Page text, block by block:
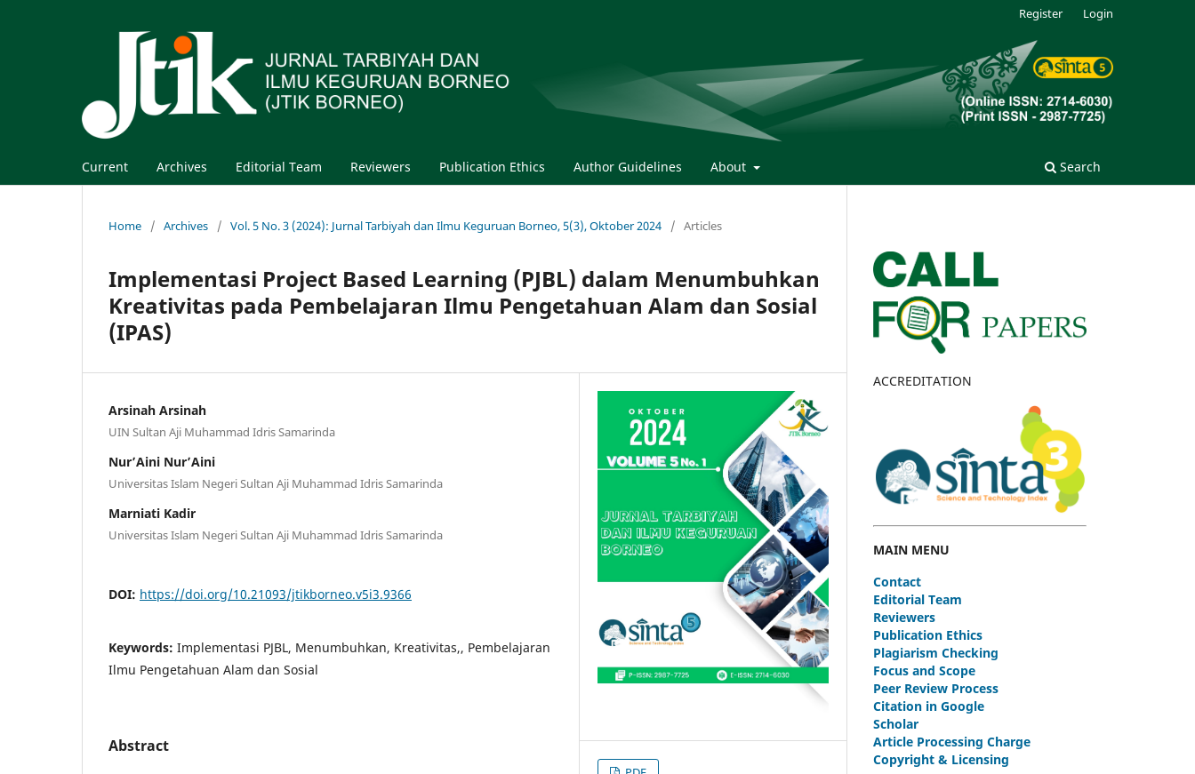
Current Archives Editorial Team Reviewers Publication Ethics Author Guidelines About Search
Register Login
Home / Archives / Vol. 5 No. 3 (2024): Jurnal Tarbiyah dan Ilmu Keguruan Borneo, 5(3), Oktober 2024 / Articles
Implementasi Project Based Learning (PJBL) dalam Menumbuhkan
Kreativitas pada Pembelajaran Ilmu Pengetahuan Alam dan Sosial
(IPAS)
Arsinah Arsinah
UIN Sultan Aji Muhammad Idris Samarinda
Nur’Aini Nur’Aini
Universitas Islam Negeri Sultan Aji Muhammad Idris Samarinda
Marniati Kadir
Universitas Islam Negeri Sultan Aji Muhammad Idris Samarinda
DOI: https://doi.org/10.21093/jtikborneo.v5i3.9366
Keywords: Implementasi PJBL, Menumbuhkan, Kreativitas,, Pembelajaran
Ilmu Pengetahuan Alam dan Sosial
Abstract
ACCREDITATION
MAIN MENU
Contact
Editorial Team
Reviewers
Publication Ethics
Plagiarism Checking
Focus and Scope
Peer Review Process
Citation in Google
Scholar
Article Processing Charge
Copyright & Licensing